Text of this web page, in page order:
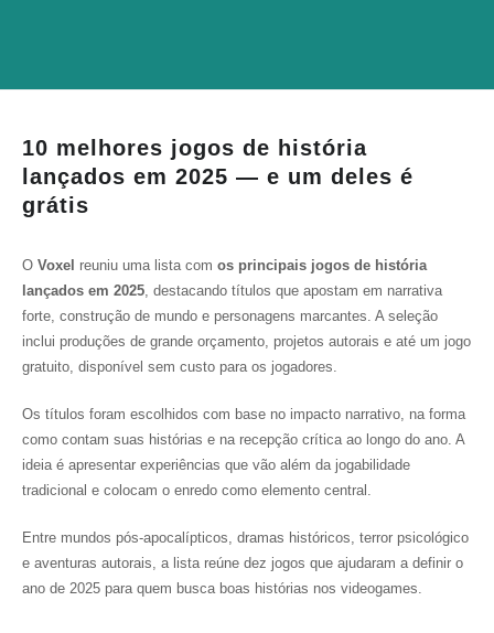
10 melhores jogos de história
lançados em 2025 — e um deles é
grátis
O Voxel reuniu uma lista com os principais jogos de história
lançados em 2025, destacando títulos que apostam em narrativa
forte, construção de mundo e personagens marcantes. A seleção
inclui produções de grande orçamento, projetos autorais e até um jogo
gratuito, disponível sem custo para os jogadores.
Os títulos foram escolhidos com base no impacto narrativo, na forma
como contam suas histórias e na recepção crítica ao longo do ano. A
ideia é apresentar experiências que vão além da jogabilidade
tradicional e colocam o enredo como elemento central.
Entre mundos pós-apocalípticos, dramas históricos, terror psicológico
e aventuras autorais, a lista reúne dez jogos que ajudaram a definir o
ano de 2025 para quem busca boas histórias nos videogames.